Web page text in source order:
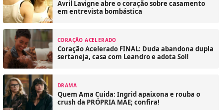
Avril Lavigne abre o coração sobre casamento
em entrevista bombástica
CORAÇÃO ACELERADO
Coração Acelerado FINAL: Duda abandona dupla
sertaneja, casa com Leandro e adota Sol!
DRAMA
Quem Ama Cuida: Ingrid apaixona e rouba o
crush da PRÓPRIA MÃE; confira!